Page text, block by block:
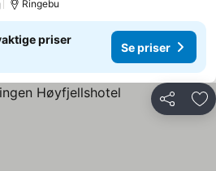
Ringebu
priser
Se priser
Del